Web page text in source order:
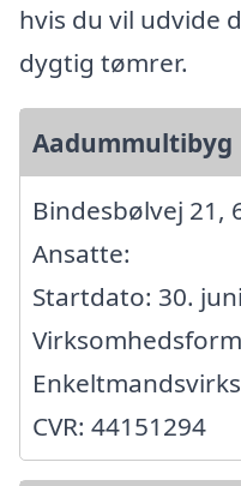
hvis du vil udvide
dygtig tømrer.
Aadummultibyg
Bindesbølvej 21,
Ansatte:
Startdato: 30.
CVR: 44151294